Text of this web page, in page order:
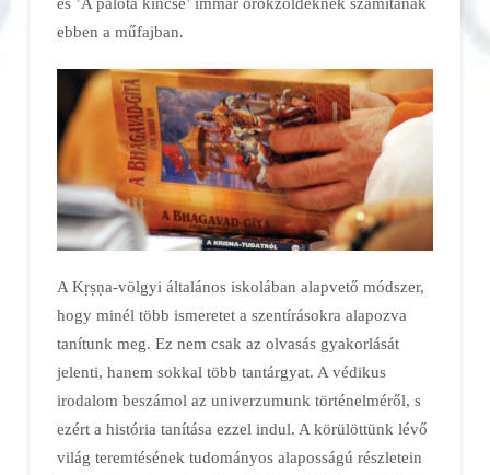
ebben a műfajban.
A Kṛṣṇa-völgyi általános iskolában alapvető módszer,
hogy minél több ismeretet a szentírásokra alapozva
tanítunk meg. Ez nem csak az olvasás gyakorlását
jelenti, hanem sokkal több tantárgyat. A védikus
irodalom beszámol az univerzumunk történelméről, s
ezért a história tanítása ezzel indul. A körülöttünk lévő
világ teremtésének tudományos alaposságú részletein